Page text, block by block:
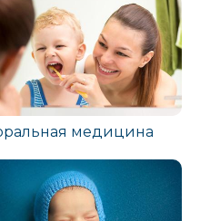
медицина